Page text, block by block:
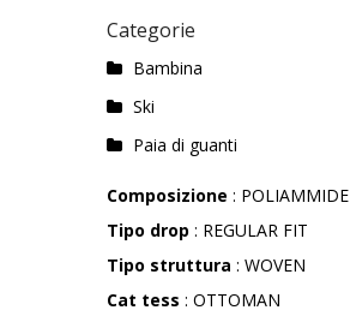
Categorie
Bambina
Ski
Paia di guanti
Composizione : POLIAMMIDE
Tipo drop : REGULAR FIT
Tipo struttura : WOVEN
Cat tess : OTTOMAN